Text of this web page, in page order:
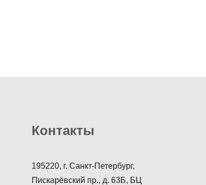
Контакты
195220, г. Санкт-Петербург,
Пискарёвский пр., д. 63Б, БЦ